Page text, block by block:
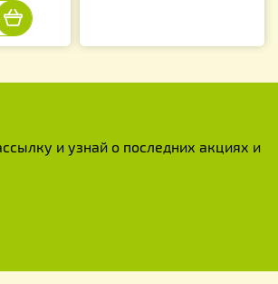
и узнай о последних акциях и